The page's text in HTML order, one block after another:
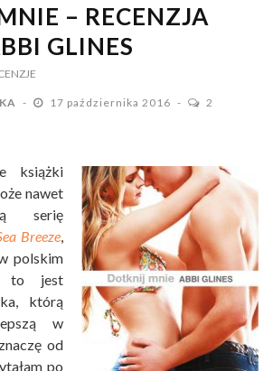
– RECENZJA
GLINES
17 października 2016 2
książki
nawet
serię
Breeze,
polskim
to jest
którą
w
od
po